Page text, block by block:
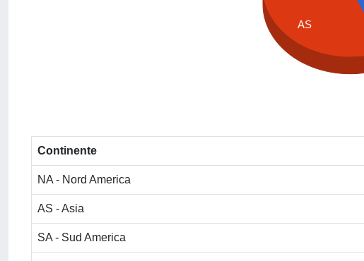
AS
Continente
NA - Nord America
AS - Asia
SA - Sud America